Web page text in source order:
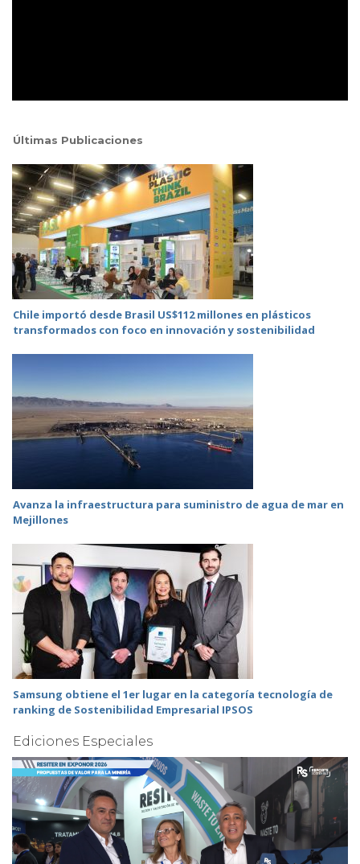
Últimas Publicaciones
Chile importó desde Brasil US$112 millones en plásticos
transformados con foco en innovación y sostenibilidad
Avanza la infraestructura para suministro de agua de mar en
Mejillones
Samsung obtiene el 1er lugar en la categoría tecnología de
ranking de Sostenibilidad Empresarial IPSOS
Ediciones Especiales